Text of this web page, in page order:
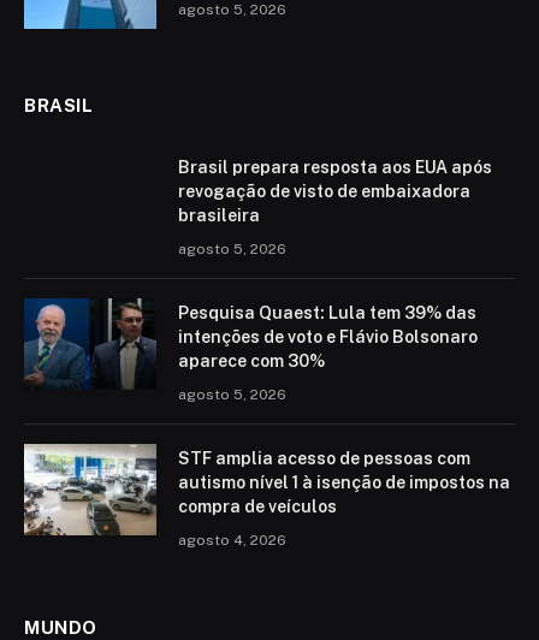
agosto 5, 2026
BRASIL
Brasil prepara resposta aos EUA após
revogação de visto de embaixadora
brasileira
agosto 5, 2026
Pesquisa Quaest: Lula tem 39% das
intenções de voto e Flávio Bolsonaro
aparece com 30%
agosto 5, 2026
STF amplia acesso de pessoas com
autismo nível 1 à isenção de impostos na
compra de veículos
agosto 4, 2026
MUNDO